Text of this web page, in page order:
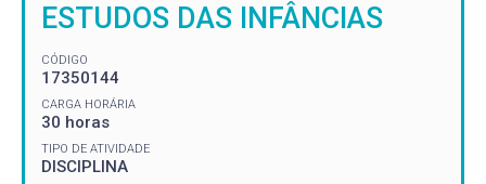
ESTUDOS DAS INFÂNCIAS
CÓDIGO
17350144
CARGA HORÁRIA
30 horas
TIPO DE ATIVIDADE
DISCIPLINA